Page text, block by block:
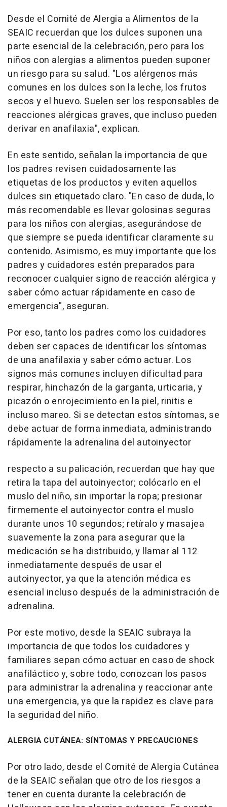
Desde el Comité de Alergia a Alimentos de la
SEAIC recuerdan que los dulces suponen una
parte esencial de la celebración, pero para los
niños con alergias a alimentos pueden suponer
un riesgo para su salud. "Los alérgenos más
comunes en los dulces son la leche, los frutos
secos y el huevo. Suelen ser los responsables de
reacciones alérgicas graves, que incluso pueden
derivar en anafilaxia", explican.
En este sentido, señalan la importancia de que
los padres revisen cuidadosamente las
etiquetas de los productos y eviten aquellos
dulces sin etiquetado claro. "En caso de duda, lo
más recomendable es llevar golosinas seguras
para los niños con alergias, asegurándose de
que siempre se pueda identificar claramente su
contenido. Asimismo, es muy importante que los
padres y cuidadores estén preparados para
reconocer cualquier signo de reacción alérgica y
saber cómo actuar rápidamente en caso de
emergencia", aseguran.
Por eso, tanto los padres como los cuidadores
deben ser capaces de identificar los síntomas
de una anafilaxia y saber cómo actuar. Los
signos más comunes incluyen dificultad para
respirar, hinchazón de la garganta, urticaria, y
picazón o enrojecimiento en la piel, rinitis e
incluso mareo. Si se detectan estos síntomas, se
debe actuar de forma inmediata, administrando
rápidamente la adrenalina del autoinyector
respecto a su palicación, recuerdan que hay que
retira la tapa del autoinyector; colócarlo en el
muslo del niño, sin importar la ropa; presionar
firmemente el autoinyector contra el muslo
durante unos 10 segundos; retíralo y masajea
suavemente la zona para asegurar que la
medicación se ha distribuido, y llamar al 112
inmediatamente después de usar el
autoinyector, ya que la atención médica es
esencial incluso después de la administración de
adrenalina.
Por este motivo, desde la SEAIC subraya la
importancia de que todos los cuidadores y
familiares sepan cómo actuar en caso de shock
anafiláctico y, sobre todo, conozcan los pasos
para administrar la adrenalina y reaccionar ante
una emergencia, ya que la rapidez es clave para
la seguridad del niño.
ALERGIA CUTÁNEA: SÍNTOMAS Y PRECAUCIONES
Por otro lado, desde el Comité de Alergia Cutánea
de la SEAIC señalan que otro de los riesgos a
tener en cuenta durante la celebración de